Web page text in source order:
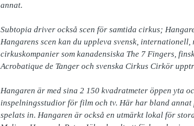
annat.
Subtopia driver också scen för samtida cirkus;
Hangarens scen kan du uppleva svensk,
cirkuskompanier som kanadensiska The 7 Fingers,
Acrobatique de Tanger och svenska Cirkus Cirkör
Hangaren är med sina 2 150 kvadratmeter öppen yta
inspelningsstudior för film och tv. Här har bland
spelats in. Hangaren är också en utmärkt lokal för